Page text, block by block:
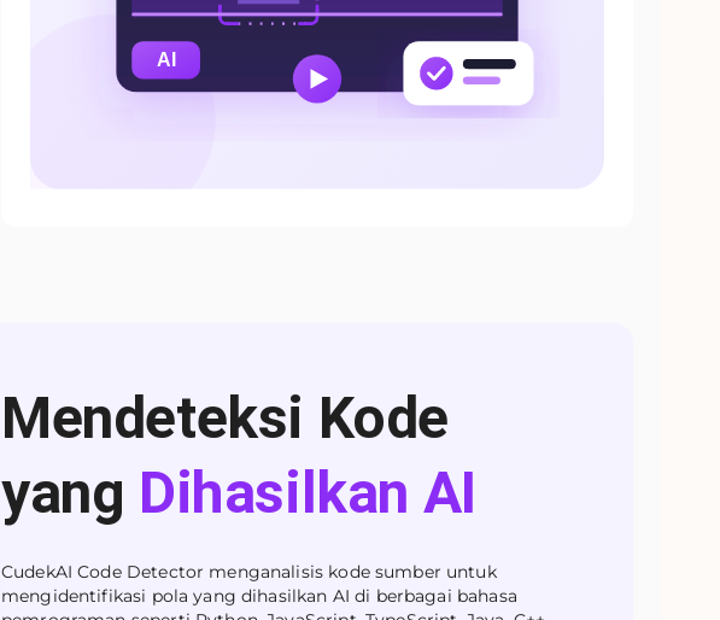
Mendeteksi Kode
yang Dihasilkan AI
CudekAI Code Detector menganalisis kode sumber untuk
mengidentifikasi pola yang dihasilkan AI di berbagai bahasa